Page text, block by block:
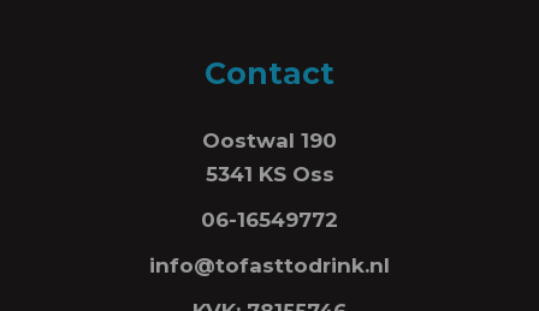
Contact
Oostwal 190
5341 KS Oss
06-16549772
info@tofasttodrink.nl